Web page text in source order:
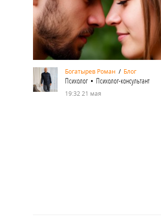
Богатырев Роман / Блог
Психолог • Психолог-консультант
19:32 21 мая